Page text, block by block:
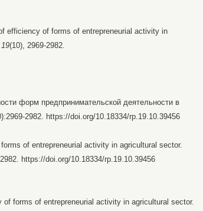
efficiency of forms of entrepreneurial activity in
(10), 2969-2982.
форм предпринимательской деятельности в
2982. https://doi.org/10.18334/rp.19.10.39456
of entrepreneurial activity in agricultural sector.
https://doi.org/10.18334/rp.19.10.39456
forms of entrepreneurial activity in agricultural sector.